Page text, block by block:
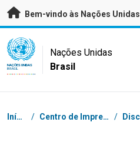
Saltar para conteúdo principal
Bem-vindo às Nações Unidas
UN Logo
NAÇÕES UNIDAS
BRASIL
Nações Unidas
Brasil
Navegação
Início / Centro de Imprensa /